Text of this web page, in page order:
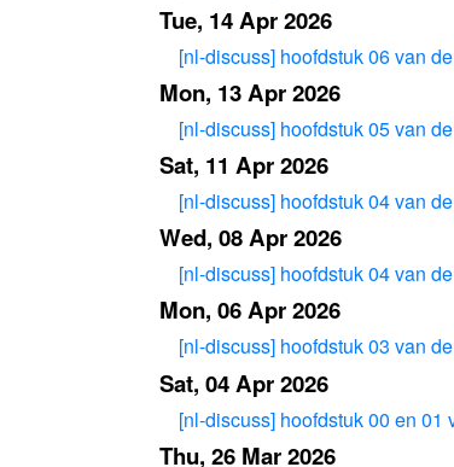
Tue, 14 Apr 2026
[nl-discuss] hoofdstuk 06 van
Mon, 13 Apr 2026
[nl-discuss] hoofdstuk 05 van
Sat, 11 Apr 2026
[nl-discuss] hoofdstuk 04 van
Wed, 08 Apr 2026
[nl-discuss] hoofdstuk 04 van
Mon, 06 Apr 2026
[nl-discuss] hoofdstuk 03 van
Sat, 04 Apr 2026
[nl-discuss] hoofdstuk 00 en
Thu, 26 Mar 2026